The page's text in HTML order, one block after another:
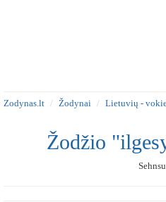
Zodynas.lt Žodynai Lietuvių -
Žodžio